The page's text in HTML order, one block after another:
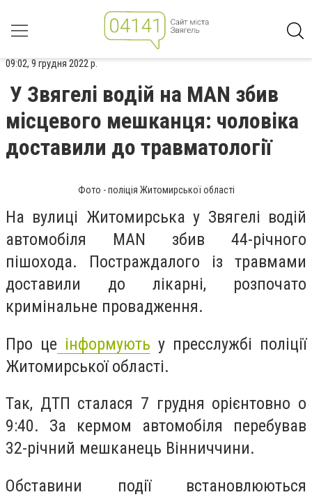
09:02, 9 грудня 2022 р.
У Звягелі водій на MAN збив
місцевого мешканця: чоловіка
доставили до травматології
Фото - поліція Житомирської області
На вулиці Житомирська у Звягелі водій
автомобіля MAN збив 44-річного
пішохода. Постраждалого із травмами
доставили до лікарні, розпочато
кримінальне провадження.
Про це інформують у пресслужбі поліції
Житомирської області.
Так, ДТП сталася 7 грудня орієнтовно о
9:40. За кермом автомобіля перебував
32-річний мешканець Вінниччини.
Обставини події встановлюються